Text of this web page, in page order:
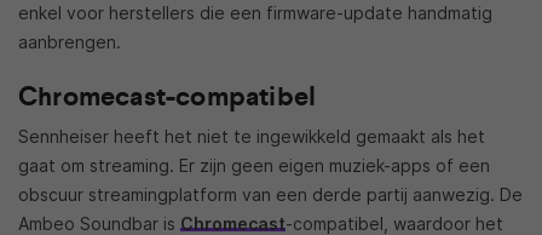
enkel voor herstellers die een firmware-update handmatig
aanbrengen.
Chromecast-compatibel
Sennheiser heeft het niet te ingewikkeld gemaakt als het
gaat om streaming. Er zijn geen eigen muziek-apps of een
obscuur streamingplatform van een derde partij aanwezig. De
Ambeo Soundbar is Chromecast-compatibel, waardoor het